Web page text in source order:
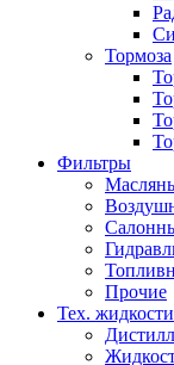
Тормоза
Фильтры
Прочие
Тех. жидкости